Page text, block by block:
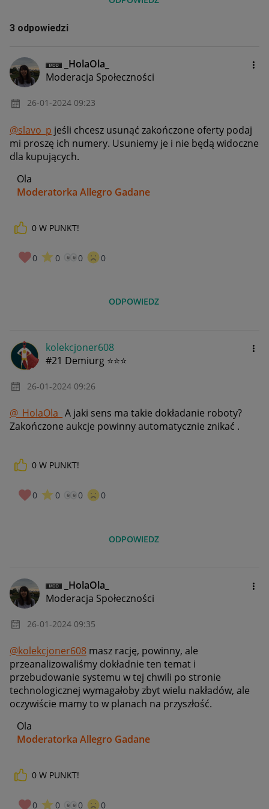
3 odpowiedzi
_HolaOla_
Moderacja Społeczności
‎26-01-2024 09:23
@slavo_p jeśli chcesz usunąć zakończone oferty podaj
mi proszę ich numery. Usuniemy je i nie będą widoczne
dla kupujących.
Ola
Moderatorka Allegro Gadane
0 W PUNKT!
0 0 0 0
ODPOWIEDZ
kolekcjoner608
#21 Demiurg ⭐⭐⭐
‎26-01-2024 09:26
@_HolaOla_ A jaki sens ma takie dokładanie roboty?
Zakończone aukcje powinny automatycznie znikać .
0 W PUNKT!
0 0 0 0
ODPOWIEDZ
_HolaOla_
Moderacja Społeczności
‎26-01-2024 09:35
@kolekcjoner608 masz rację, powinny, ale
przeanalizowaliśmy dokładnie ten temat i
przebudowanie systemu w tej chwili po stronie
technologicznej wymagałoby zbyt wielu nakładów, ale
oczywiście mamy to w planach na przyszłość.
Ola
Moderatorka Allegro Gadane
0 W PUNKT!
0 0 0 0